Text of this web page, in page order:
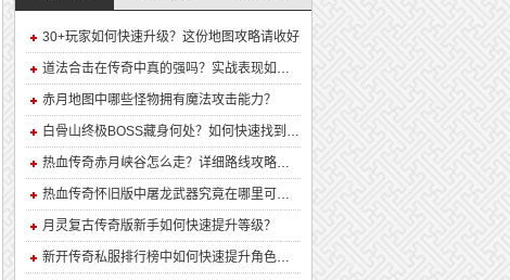
30+玩家如何快速升级？这份地图攻略请收好
道法合击在传奇中真的强吗？实战表现如何？
赤月地图中哪些怪物拥有魔法攻击能力？
白骨山终极BOSS藏身何处？如何快速找到并击败它？
热血传奇赤月峡谷怎么走？详细路线攻略解析
热血传奇怀旧版中屠龙武器究竟在哪里可以合成？
月灵复古传奇版新手如何快速提升等级？
新开传奇私服排行榜中如何快速提升角色战力？